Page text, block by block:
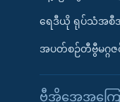
ရေဒီယို ရုပ်သံအစီ
အပတ်စဉ်တီဗွီမဂ္ဂဇ
ဗွီအိုအေအကြေ